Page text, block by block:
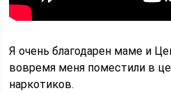
Я очень благодарен маме и
вовремя меня поместили в
наркотиков.